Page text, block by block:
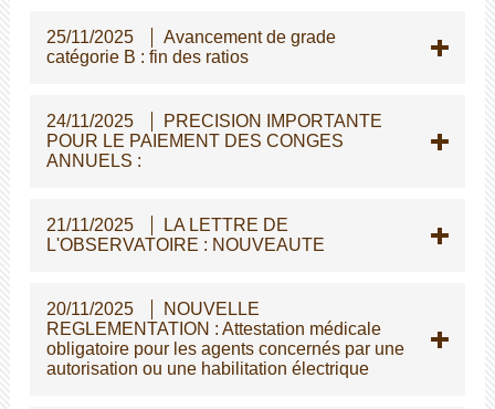
25/11/2025
Avancement de grade
catégorie B : fin des ratios
24/11/2025
PRECISION IMPORTANTE
POUR LE PAIEMENT DES CONGES
ANNUELS :
21/11/2025
LA LETTRE DE
L'OBSERVATOIRE : NOUVEAUTE
20/11/2025
NOUVELLE
REGLEMENTATION : Attestation médicale
obligatoire pour les agents concernés par une
autorisation ou une habilitation électrique